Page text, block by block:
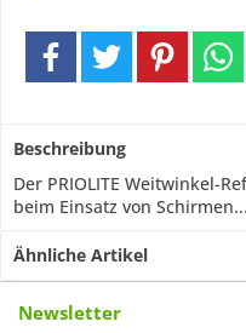
Beschreibung
Der PRIOLITE Weitwinkel-
beim Einsatz von
Ähnliche Artikel
Newsletter